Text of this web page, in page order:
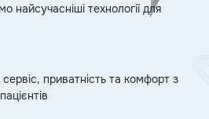
найсучасніші технології для
сервіс, приватність та комфорт з